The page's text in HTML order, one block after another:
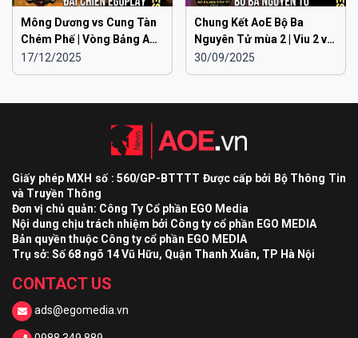
Mông Dương vs Cung Tàn
Chém Phế | Vòng Bảng AoE
Toàn Quốc Đại Chiến
EGOPLAY mùa 2
17/12/2025
Chung Kết AoE Bộ Ba
Nguyên Tử mùa 2 | Viu 2 vs
Viu 1
30/09/2025
Giấy phép MXH số : 560/GP-BTTTT Được cấp bởi Bộ Thông Tin
và Truyền Thông
Đơn vị chủ quản: Công Ty Cổ phần EGO Media
Nội dung chịu trách nhiệm bởi Công ty cổ phần EGO MEDIA
Bản quyền thuộc Công ty cổ phần EGO MEDIA
Trụ sở: Số 68 ngõ 14 Vũ Hữu, Quận Thanh Xuân, TP Hà Nội
CONTACT US
ads@egomedia.vn